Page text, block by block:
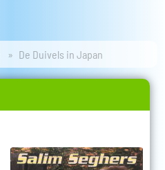
De Duivels in Japan